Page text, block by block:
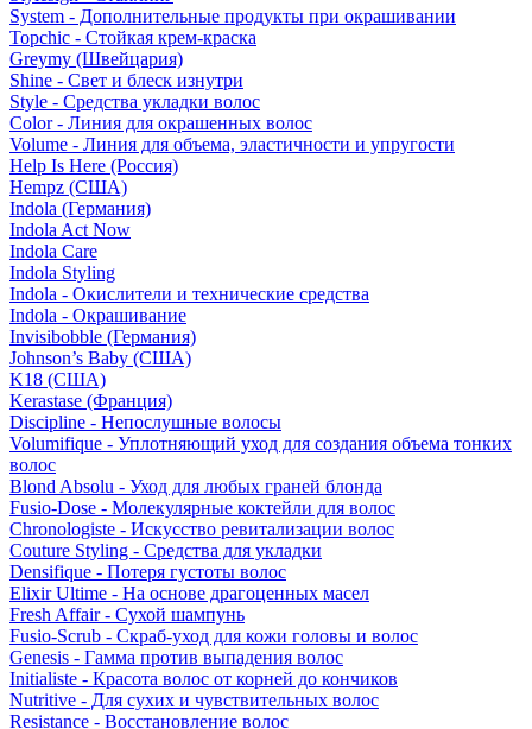
System - Дополнительные продукты при окрашивании
Topchic - Стойкая крем-краска
Greymy (Швейцария)
Shine - Свет и блеск изнутри
Style - Средства укладки волос
Color - Линия для окрашенных волос
Volume - Линия для объема, эластичности и упругости
Help Is Here (Россия)
Hempz (США)
Indola (Германия)
Indola Act Now
Indola Care
Indola Styling
Indola - Окислители и технические средства
Indola - Окрашивание
Invisibobble (Германия)
Johnson’s Baby (США)
K18 (США)
Kerastase (Франция)
Discipline - Непослушные волосы
Volumifique - Уплотняющий уход для создания объема тонких
волос
Blond Absolu - Уход для любых граней блонда
Fusio-Dose - Молекулярные коктейли для волос
Chronologiste - Искусство ревитализации волос
Couture Styling - Средства для укладки
Densifique - Потеря густоты волос
Elixir Ultime - На основе драгоценных масел
Fresh Affair - Сухой шампунь
Fusio-Scrub - Скраб-уход для кожи головы и волос
Genesis - Гамма против выпадения волос
Initialiste - Красота волос от корней до кончиков
Nutritive - Для сухих и чувствительных волос
Resistance - Восстановление волос